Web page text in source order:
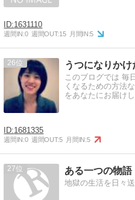
1631110
週間IN:0 週間OUT:15 月間IN:5
26
このブログでは 毎日
くなるための方法など、 対人関係についての
をあなたにお届けし
1681335
週間IN:0 週間OUT:5 月間IN:5
27 ある一つの物語
地獄の生活を日々